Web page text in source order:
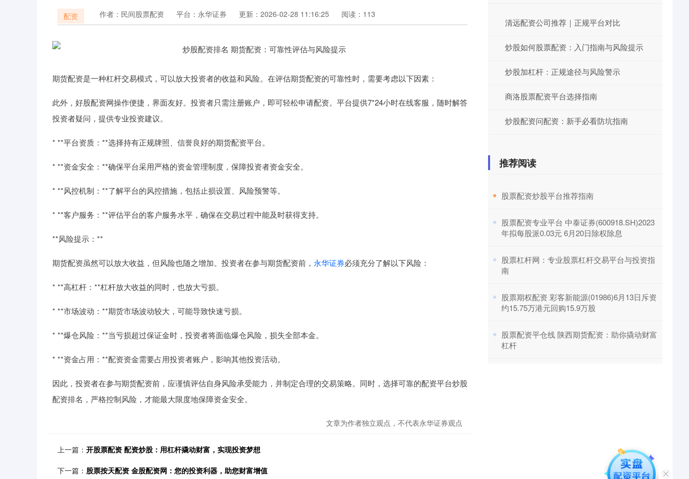
配资 作者：民间股票配资 平台：永华证券 更新：2026-02-28 11:16:25 阅读：113
期货配资是一种杠杆交易模式，可以放大投资者的收益和风险。在评估期货配资的可靠性时，需要考虑以下因素：
此外，好股配资网操作便捷，界面友好。投资者只需注册账户，即可轻松申请配资。平台提供7*24小时在线客服，随时解答
投资者疑问，提供专业投资建议。
* **平台资质：**选择持有正规牌照、信誉良好的期货配资平台。
* **资金安全：**确保平台采用严格的资金管理制度，保障投资者资金安全。
* **风控机制：**了解平台的风控措施，包括止损设置、风险预警等。
* **客户服务：**评估平台的客户服务水平，确保在交易过程中能及时获得支持。
**风险提示：**
期货配资虽然可以放大收益，但风险也随之增加。投资者在参与期货配资前， 永华证券必须充分了解以下风险：
* **高杠杆：**杠杆放大收益的同时，也放大亏损。
* **市场波动：**期货市场波动较大，可能导致快速亏损。
* **爆仓风险：**当亏损超过保证金时，投资者将面临爆仓风险，损失全部本金。
* **资金占用：**配资资金需要占用投资者账户，影响其他投资活动。
因此，投资者在参与期货配资前，应谨慎评估自身风险承受能力，并制定合理的交易策略。同时，选择可靠的配资平台炒股
配资排名，严格控制风险，才能最大限度地保障资金安全。
文章为作者独立观点，不代表永华证券观点
上一篇： 开股票配资 配资炒股：用杠杆撬动财富，实现投资梦想
下一篇： 股票按天配资 金股配资网：您的投资利器，助您财富增值
清远配资公司推荐｜正规平台对比
炒股如何股票配资：入门指南与风险提示
炒股加杠杆：正规途径与风险警示
商洛股票配资平台选择指南
炒股配资问配资：新手必看防坑指南
推荐阅读
​股票配资炒股平台推荐指南
​股票配资专业平台 中泰证券(600918.SH)2023
年拟每股派0.03元 6月20日除权除息
​股票杠杆网：专业股票杠杆交易平台与投资指
南
​股票期权配资 彩客新能源(01986)6月13日斥资
约15.75万港元回购15.9万股
​股票配资平仓线 陕西期货配资：助你撬动财富
杠杆